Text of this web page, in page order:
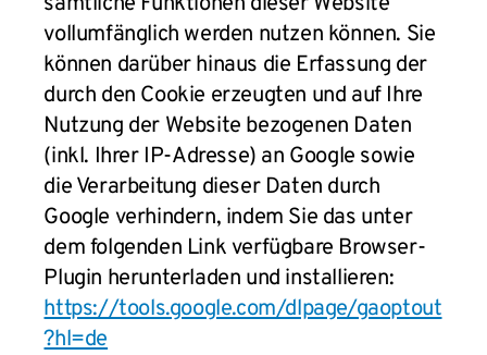
vollumfänglich werden nutzen können. Sie
können darüber hinaus die Erfassung der
durch den Cookie erzeugten und auf Ihre
Nutzung der Website bezogenen Daten
(inkl. Ihrer IP-Adresse) an Google sowie
die Verarbeitung dieser Daten durch
Google verhindern, indem Sie das unter
dem folgenden Link verfügbare Browser-
Plugin herunterladen und installieren:
https://tools.google.com/dlpage/gaoptout
?hl=de